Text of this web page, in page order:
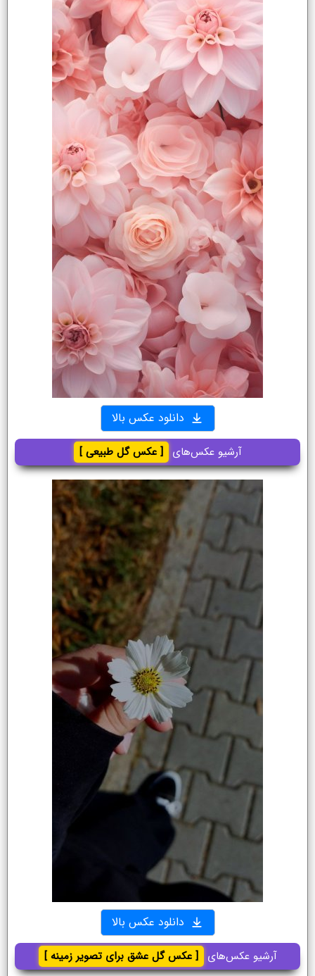
دانلود عکس بالا
آرشیو عکس‌های [ عکس گل طبیعی ]
دانلود عکس بالا
آرشیو عکس‌های [ عکس گل عشق برای تصویر زمینه ]